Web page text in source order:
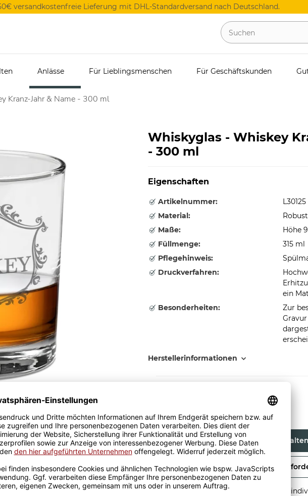
versandkostenfreie Lieferung mit DHL-Standardversand nach Deutschland.
Anlässe Für Lieblingsmenschen Für Geschäftskunden
Kranz-Jahr & Name - 300 ml
Whiskyglas - Whiskey
- 300 ml
Eigenschaften
Artikelnummer:
L30125
Material:
Maße:
Höhe
Füllmenge:
315 ml
Pflegehinweis:
Druckverfahren:
ein
Besonderheiten:
Zur
Herstellerinformationen
Jetzt
Angebot
Größere Stückzahl? Anfrage stellen und